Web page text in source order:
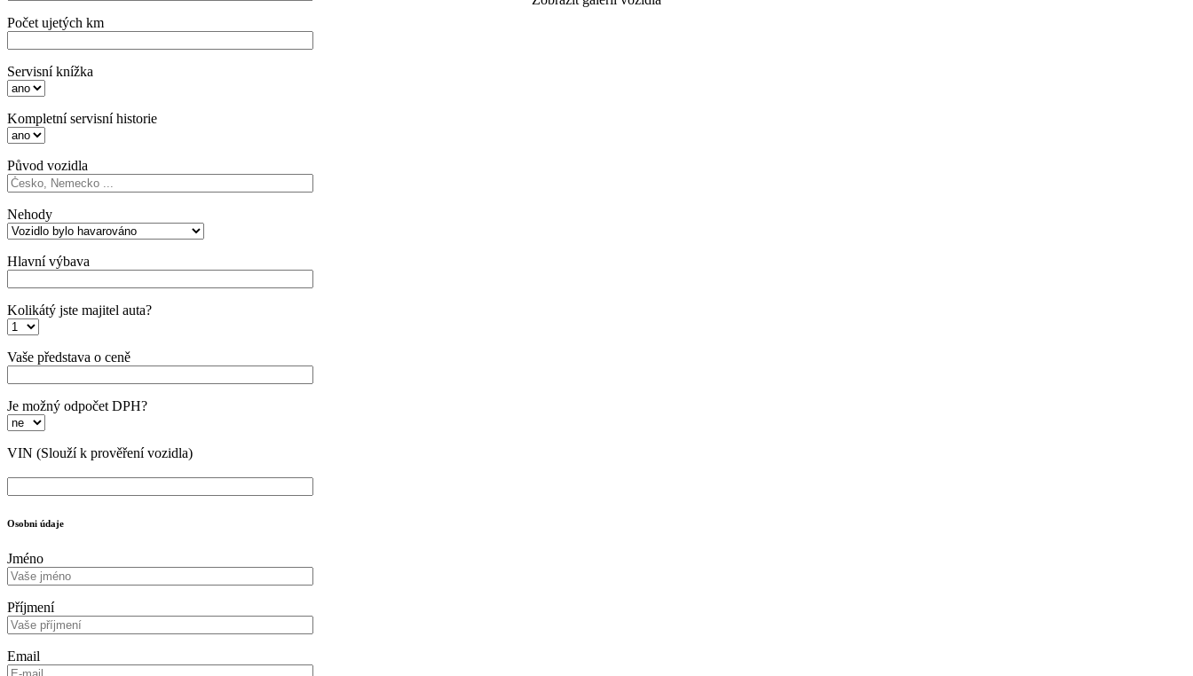
Počet ujetých km
Servisní knížka
Kompletní servisní historie
Původ vozidla
Nehody
Hlavní výbava
Kolikátý jste majitel auta?
Vaše představa o ceně
Je možný odpočet DPH?
VIN (Slouží k prověření vozidla)
Osobni údaje
Jméno
Příjmení
Email